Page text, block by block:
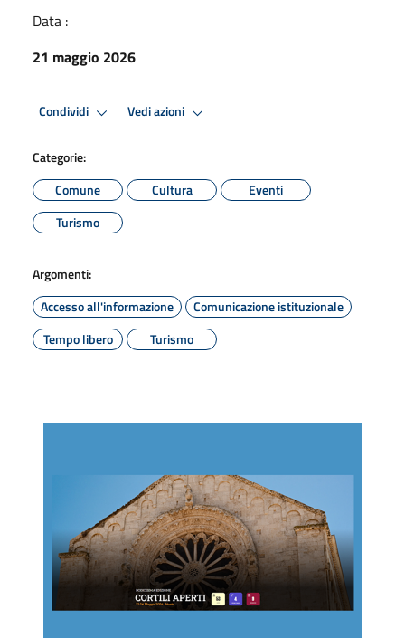
Data :
21 maggio 2026
Condividi Vedi azioni
Categorie:
Comune
Cultura
Eventi
Turismo
Argomenti:
Accesso all'informazione
Comunicazione istituzionale
Tempo libero
Turismo